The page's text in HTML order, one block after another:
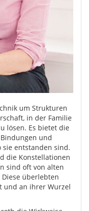
um Strukturen
in der Familie
lösen. Es bietet die
und
sie entstanden sind.
die Konstellationen
sind oft von alten
überlebten
und an ihrer Wurzel